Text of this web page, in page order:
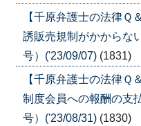
【千原弁護士の法律
誘販売規制がかからな
号）('23/09/07) (1831)
【千原弁護士の法律
制度会員への報酬の支
号）('23/08/31) (1830)